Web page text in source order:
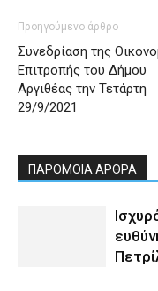
Προηγούμενο άρθρο
Συνεδρίαση της
Επιτροπής του Δήμου
Αργιθέας την Τετάρτη
29/9/2021
ΠΑΡΟΜΟΙΑ ΑΡΘΡΑ